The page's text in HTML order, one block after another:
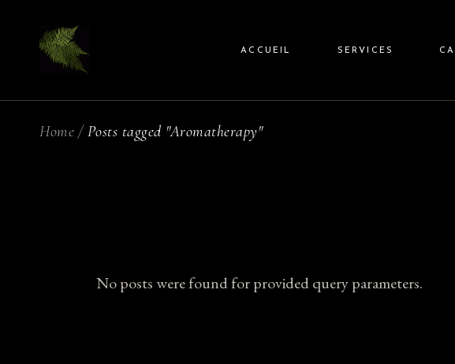
content ACCUEIL SERVICES
Home Posts tagged "Aromatherapy"
No posts were found for provided query parameters.